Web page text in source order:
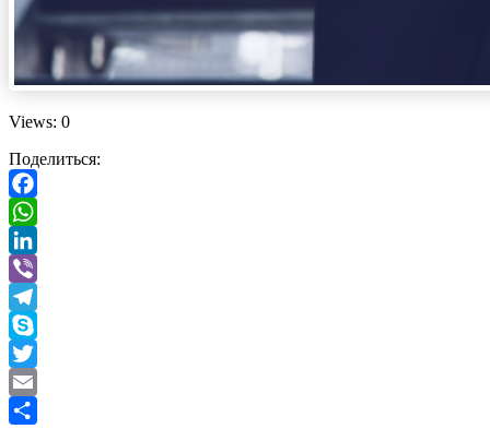
Views: 0
Поделиться:
Facebook
WhatsApp
LinkedIn
Viber
Telegram
Skype
Twitter
Email